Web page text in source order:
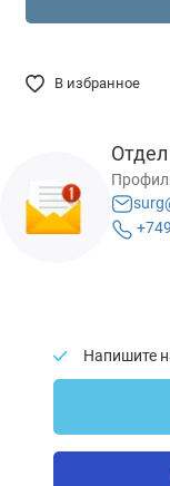
В избранное
Напишите